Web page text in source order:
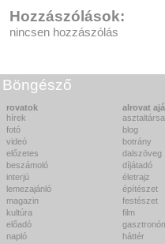
Hozzászólások:
nincsen hozzászólás
Böngésző
rovatok
hírek
fotó
videó
előzetes
beszámoló
interjú
lemezajánló
magazin
kultúra
előadó
napló
alrovat
blog
botrány
dalszöveg
díjátadó
életrajz
építészet
festészet
film
háttér